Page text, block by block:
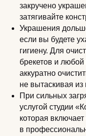
закручено
затягивайте
Украшения
если вы будете
гигиену. Для
брекетов и
аккуратно
не вытаскивая из
При сильных
услугой студии
которая включает
в